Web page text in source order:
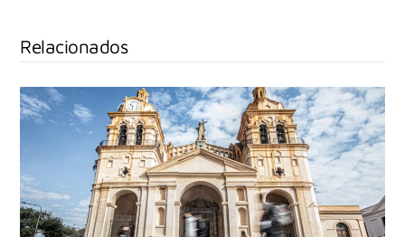
Relacionados